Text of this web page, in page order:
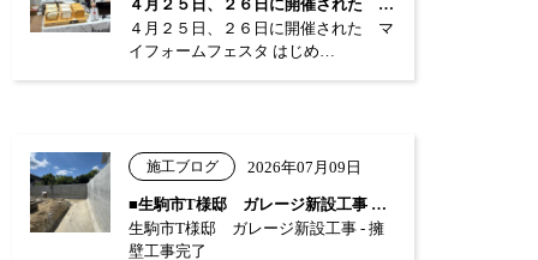
４月２５日、２６日に開催された マイフォ…
４月２５日、２６日に開催された マ
イフォームフェスタ はじめ…
施工ブログ 2026年07月09日
■生駒市T様邸 ガレージ新設工事 …
生駒市T様邸 ガレージ新設工事 - 擁
壁工事完了